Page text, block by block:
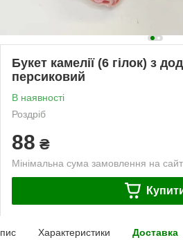
Букет камелії (6 гілок) з
персиковий
В наявності
Роздріб
88 ₴
Мінімальна сума замовлення на
Характеристики Доставка